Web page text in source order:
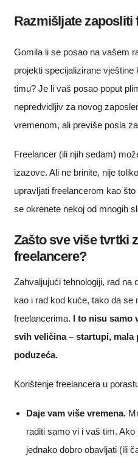
Razmišljate zaposliti
Gomila li se posao na vašem
projekti specijalizirane
timu? Je li vaš posao poput
nepredvidljiv za novog
vremenom, ali previše posla
Freelancer (ili njih sedam)
izazove. Ali ne brinite, nije
upravljati freelancerom kao
se okrenete nekoj od mnogih
Zašto sve više tvrtki
freelancere?
Zahvaljujući tehnologiji, rad na
kao i rad kod kuće, tako da
freelancerima. I to nisu samo
svih veličina – startupi, mala
poduzeća.
Korištenje freelancera u
Daje vam više vremena.
raditi samo vi i vaš tim.
jednako dobro obavljati (ili